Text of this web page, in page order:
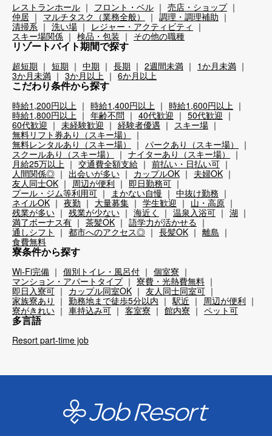
レストランホール フロント・ベル
売店・ショップ
仲居
マルチタスク（業務全般）
調理・調理補助
清掃系
洗い場
レジャー・アクティビティ
スキー場関係
検品・包装 その他の職種
リゾートバイト期間で探す
超短期 短期 中期 長期 2週間未満
1か月未満
3か月未満
3か月以上 6か月以上
こだわり条件から探す
時給1,200円以上 時給1,400円以上
時給1,600円以上
時給1,800円以上
年齢不問 40代歓迎
50代歓迎
60代歓迎
未経験歓迎 経験者優遇
スキー場
無料リフト券あり（スキー場）
無料レンタルあり（スキー場）
パークあり（スキー場）
スクールあり（スキー場）
ナイターあり（スキー場）
月給25万以上
交通費全額支給
前払い・日払い可
人間関係◎
出会いが多い カップルOK
夫婦OK
友人同士OK
周辺が便利
即日勤務可
プール・ジム等利用可
まかない自慢
中抜け勤務
ネイルOK
夜勤 大量募集 学生歓迎
山・高原
残業が多い
残業が少ない 海近く 温泉入浴可
湖
満了ボーナス有
茶髪OK
語学力が活かせる
通しシフト
都市へのアクセス◎ 長髪OK
離島
食費無料
寮条件から探す
Wi-Fi完備 個別トイレ・風呂付
個室寮
マンション・アパートタイプ
寮費・光熱費無料
即日入寮可
カップル同室OK
友人同士同室可
家族寮あり
勤務地まで徒歩5分以内 駅近
周辺が便利
寮がきれい
車持込み可 客室寮 館内寮 ペット可
多言語
Resort part-time job